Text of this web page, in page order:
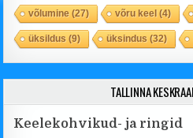
võlumine (27) võru keel(4)
üksildus (9) üksindus (32)
TALLINNA
Keelekohvikud- ja ringid